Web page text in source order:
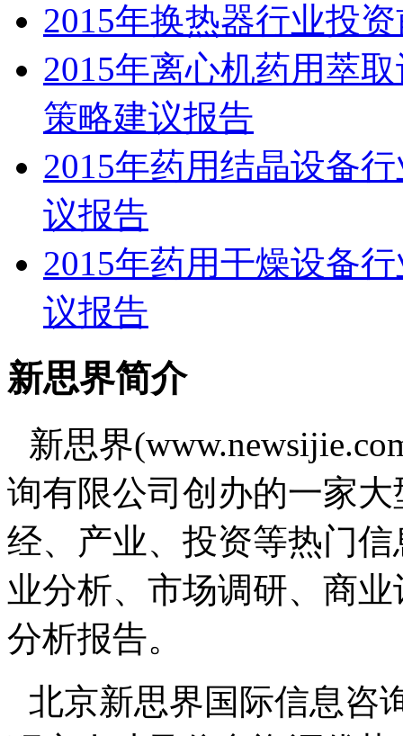
2015年换热器行业投
2015年离心机药用萃
策略建议报告
2015年药用结晶设备
议报告
2015年药用干燥设备
议报告
新思界简介
新思界
询有限公司创办的一家
经、产业、投资等热门
业分析、市场调研、商
分析报告。
北京新思界国际信息咨